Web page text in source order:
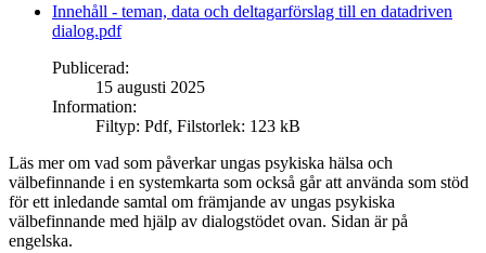
Innehåll - teman, data och deltagarförslag till en datadriven
dialog.pdf
Publicerad:
15 augusti 2025
Information:
Filtyp: Pdf, Filstorlek: 123 kB
Läs mer om vad som påverkar ungas psykiska hälsa och
välbefinnande i en systemkarta som också går att använda som stöd
för ett inledande samtal om främjande av ungas psykiska
välbefinnande med hjälp av dialogstödet ovan. Sidan är på
engelska.